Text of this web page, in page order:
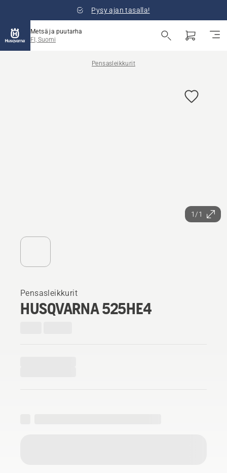
Pysy ajan tasalla!
Metsä ja puutarha
FI, Suomi
Pensasleikkurit
1/1
Pensasleikkurit
HUSQVARNA 525HE4